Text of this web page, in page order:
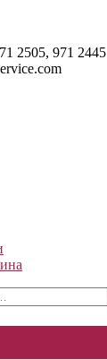
2505, 971 2445